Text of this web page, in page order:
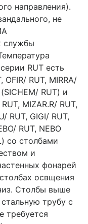
направления).
не
службы
RUT есть
RUT, MIRRA/
RUT) и
MIZAR.R/ RUT,
RUT, GIGI/ RUT,
RUT, NEBO
со столбами
и
фонарей
освщения
Столбы выше
трубу с
требуется